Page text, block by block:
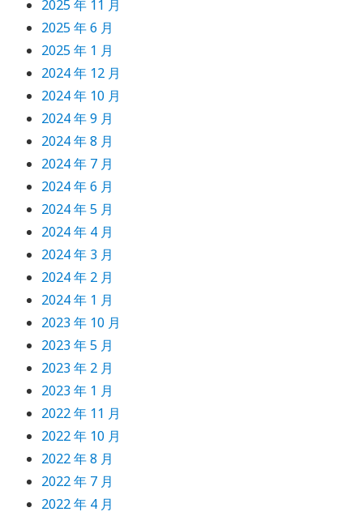
2025 年 11 月
2025 年 6 月
2025 年 1 月
2024 年 12 月
2024 年 10 月
2024 年 9 月
2024 年 8 月
2024 年 7 月
2024 年 6 月
2024 年 5 月
2024 年 4 月
2024 年 3 月
2024 年 2 月
2024 年 1 月
2023 年 10 月
2023 年 5 月
2023 年 2 月
2023 年 1 月
2022 年 11 月
2022 年 10 月
2022 年 8 月
2022 年 7 月
2022 年 4 月